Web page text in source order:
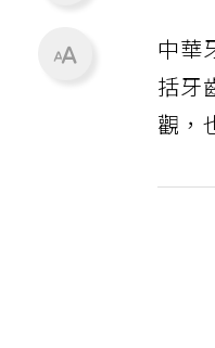
中華
括牙
觀，